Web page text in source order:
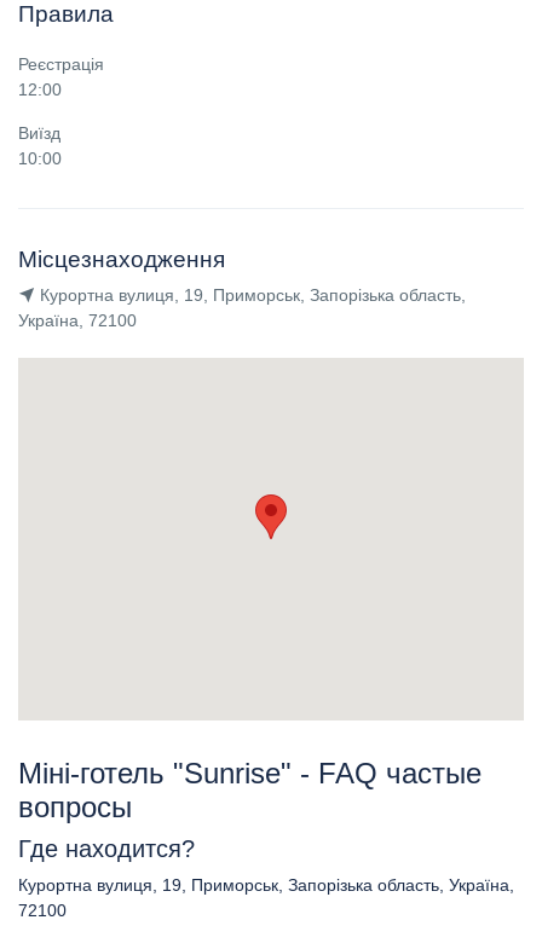
Правила
Реєстрація
12:00
Виїзд
10:00
Місцезнаходження
Курортна вулиця, 19, Приморськ, Запорізька область,
Україна, 72100
Міні-готель "Sunrise" - FAQ частые
вопросы
Где находится?
Курортна вулиця, 19, Приморськ, Запорізька область, Україна,
72100